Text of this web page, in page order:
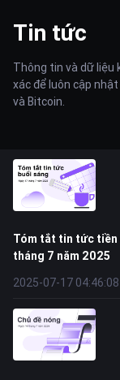
Tin tức
Thông tin và dữ liệu
xác để luôn cập
và Bitcoin.
Tóm tắt tin tức tiền
tháng 7 năm 2025
2025-07-17 04:46:08